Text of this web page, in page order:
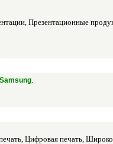
Презентационные
.
Цифровая печать,